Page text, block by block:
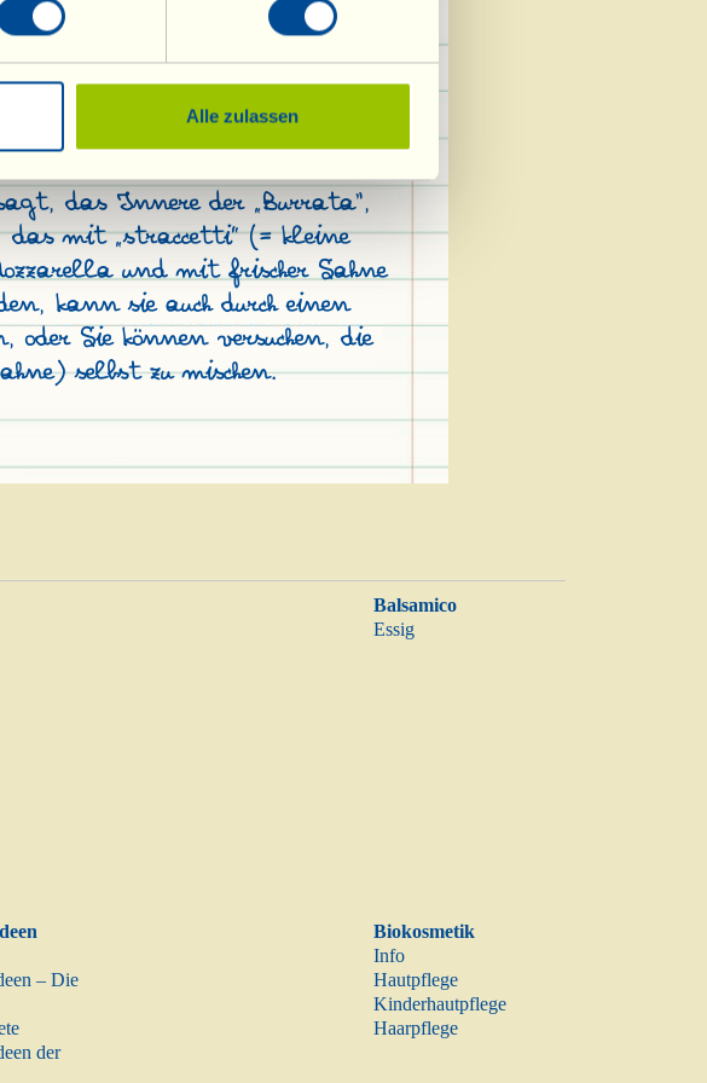
Alle zulassen
und auf Küchenpapier
(vom Öl abgetropftes)
Schliff: ein Blättchen Petersilie
das Innere der „Burrata“,
das mit „straccetti” (= kleine
und mit frischer Sahne
kann sie auch durch einen
oder Sie können versuchen, die
selbst zu mischen.
Balsamico
Essig
– Die
der
Biokosmetik
Info
Hautpflege
Kinderhautpflege
Haarpflege